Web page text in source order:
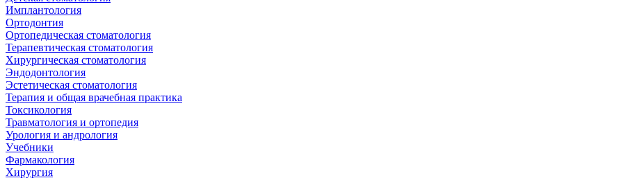
Имплантология
Ортодонтия
Ортопедическая стоматология
Терапевтическая стоматология
Хирургическая стоматология
Эндодонтология
Эстетическая стоматология
Терапия и общая врачебная практика
Токсикология
Травматология и ортопедия
Урология и андрология
Учебники
Фармакология
Хирургия